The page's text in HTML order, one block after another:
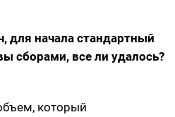
для начала стандартный
сборами, все ли удалось?
который